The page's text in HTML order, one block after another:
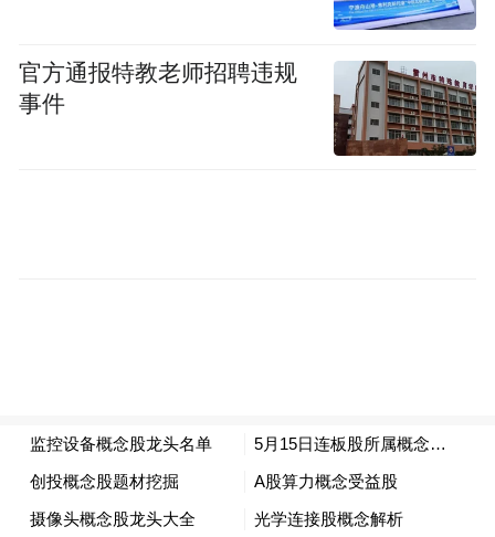
释了“风景佳、百姓富”的乡村振兴建设成
果，让外国友人直观领略了大冈美丽乡村的
生态之美、宜居之美、发展之美。
官方通报特教老师招聘违规
事件